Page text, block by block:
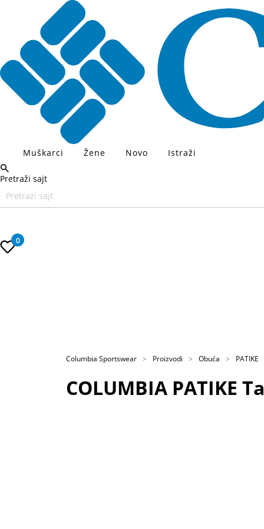
Muškarci Žene Novo Istraži
Pretraži sajt
Unesite željeni pojam za pretragu, koristite Tab za navigaciju kroz
0
Columbia Sportswear Proizvodi Obuća PATIKE
COLUMBIA PATIKE